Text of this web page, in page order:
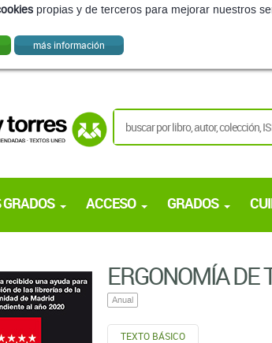
propias y de terceros para mejorar nuestros
más información
ACCESO GRADOS
ERGONOMÍA DE
Anual
TEXTO BÁSICO